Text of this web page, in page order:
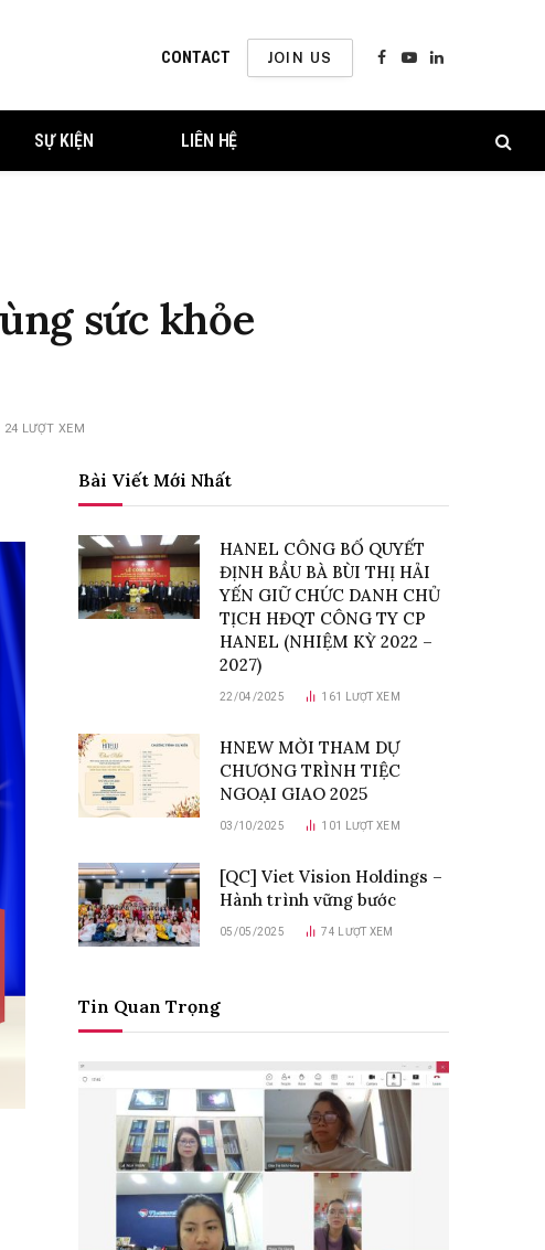
CONTACT JOIN US
Facebook
YouTubeLinkedIn
SỰ KIỆN LIÊN HỆ
sức khỏe
24 LƯỢT XEM
Bài Viết Mới Nhất
HANEL CÔNG BỐ QUYẾT
ĐỊNH BẦU BÀ BÙI THỊ HẢI
YẾN GIỮ CHỨC DANH CHỦ
TỊCH HĐQT CÔNG TY CP
HANEL (NHIỆM KỲ 2022 –
2027)
22/04/2025 161 LƯỢT XEM
HNEW MỜI THAM DỰ
CHƯƠNG TRÌNH TIỆC
NGOẠI GIAO 2025
03/10/2025 101 LƯỢT XEM
[QC] Viet Vision Holdings –
Hành trình vững bước
05/05/2025 74 LƯỢT XEM
Tin Quan Trọng